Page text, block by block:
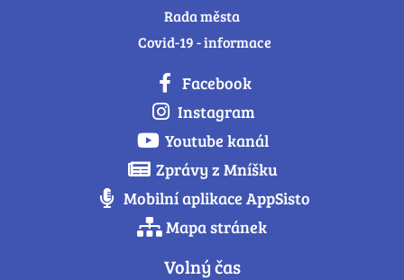
Rada města
Covid-19 - informace
Facebook
Instagram
Youtube kanál
Zprávy z Mníšku
Mobilní aplikace AppSisto
Mapa stránek
Volný čas